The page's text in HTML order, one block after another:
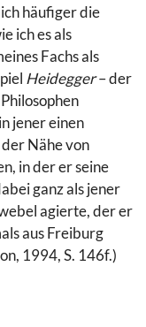
häufiger die
ich es als
Fachs als
Heidegger– der
jener einen
Nähe von
in der er seine
ganz als jener
agierte, der er
aus Freiburg
1994, S. 146f.)